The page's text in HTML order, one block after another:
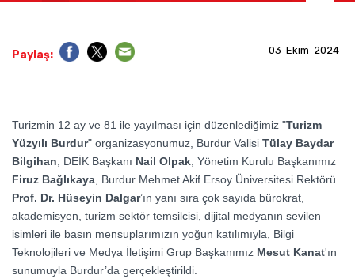
03 Ekim 2024
Paylaş:
Turizmin 12 ay ve 81 ile yayılması için düzenlediğimiz "Turizm
Yüzyılı Burdur" organizasyonumuz, Burdur Valisi Tülay Baydar
Bilgihan , DEİK Başkanı Nail Olpak , Yönetim Kurulu Başkanımız
Firuz Bağlıkaya , Burdur Mehmet Akif Ersoy Üniversitesi Rektörü
Prof. Dr. Hüseyin Dalgar’ın yanı sıra çok sayıda bürokrat,
akademisyen, turizm sektör temsilcisi, dijital medyanın sevilen
isimleri ile basın mensuplarımızın yoğun katılımıyla, Bilgi
Teknolojileri ve Medya İletişimi Grup Başkanımız Mesut Kanat'ın
sunumuyla Burdur’da gerçekleştirildi.